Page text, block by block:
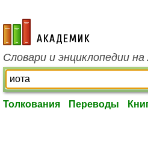
academic.ru
Словари и энциклопедии
Толкования Переводы